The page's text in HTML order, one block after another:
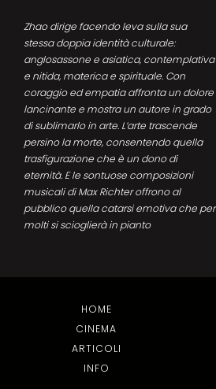
Zhao dirige facendo leva sulla sua
stessa doppia identità culturale:
anglosassone e asiatica, contemplativa
e nitida, materica e spirituale. Con
coraggio ed empatia affronta un dolore
lancinante e mostra un autore in grado
di sublimarlo in arte. L’arte trascende
persino la morte, consentendo quella
trasfigurazione che è un dono di
eternità. E le sontuose composizioni
musicali di Max Richter offrono al
pubblico quella catarsi emotiva che per
molti si scioglierà in pianto
HOME
CINEMA
ARTICOLI
INFO